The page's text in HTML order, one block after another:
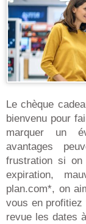
Le chèque
bienvenu pour
marquer un
avantages
frustration si
expiration,
plan.com*, on
vous en
revue les dates